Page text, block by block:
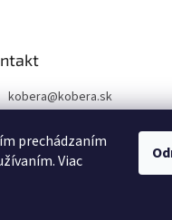
prechádzaním
Viac
kobera@kobera.sk
+421(0)903256446